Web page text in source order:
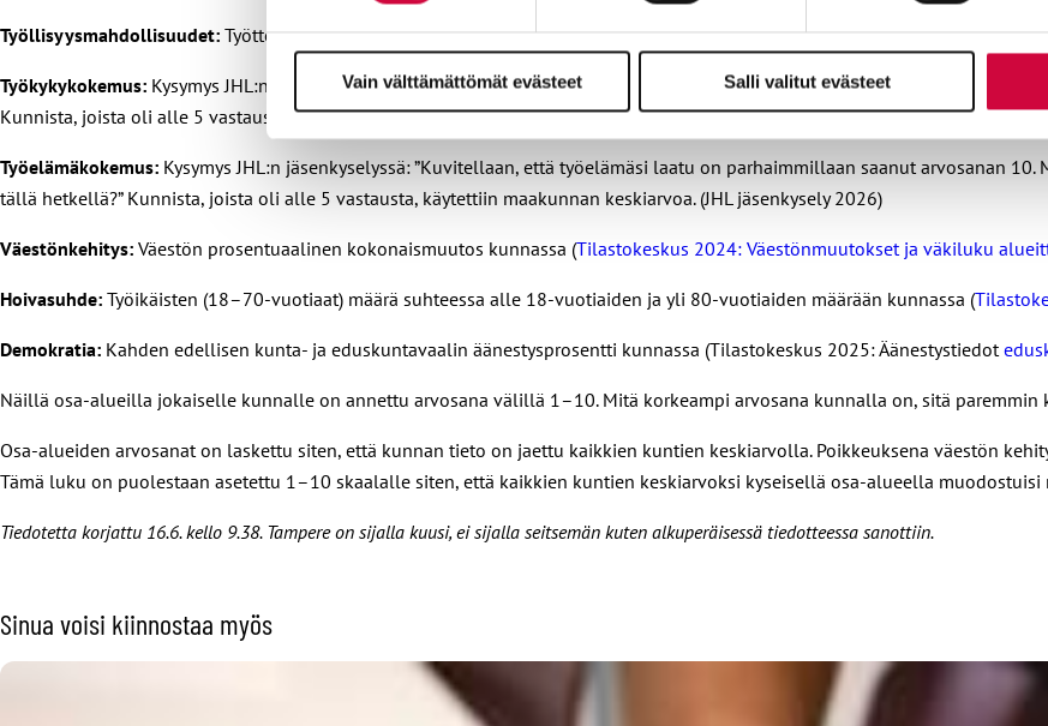
Vain välttämättömät evästeet Salli valitut evästeet
Työllisyysmahdollisuudet: Työttömyysaste kunnassa (Tilastokeskus 2024: Tunnuslukuja työssäkäyntitilastosta alueittain)
Työkykykokemus: Kysymys JHL:n jäsenkyselyssä: ”Kuvitellaan, että työkykysi on parhaimmillaan saanut arvosanan 10. Minkä
Kunnista, joista oli alle 5 vastausta, käytettiin maakunnan keskiarvoa. (JHL jäsenkysely 2026)
Työelämäkokemus: Kysymys JHL:n jäsenkyselyssä: ”Kuvitellaan, että työelämäsi laatu on parhaimmillaan saanut arvosanan
tällä hetkellä?” Kunnista, joista oli alle 5 vastausta, käytettiin maakunnan keskiarvoa. (JHL jäsenkysely 2026)
Väestönkehitys: Väestön prosentuaalinen kokonaismuutos kunnassa (Tilastokeskus 2024: Väestönmuutokset ja väkiluku
Hoivasuhde: Työikäisten (18–70-vuotiaat) määrä suhteessa alle 18-vuotiaiden ja yli 80-vuotiaiden määrään kunnassa (
Demokratia: Kahden edellisen kunta- ja eduskuntavaalin äänestysprosentti kunnassa (Tilastokeskus 2025: Äänestystiedot
Näillä osa-alueilla jokaiselle kunnalle on annettu arvosana välillä 1–10. Mitä korkeampi arvosana kunnalla on, sitä paremmin
Osa-alueiden arvosanat on laskettu siten, että kunnan tieto on jaettu kaikkien kuntien keskiarvolla. Poikkeuksena väestön
Tämä luku on puolestaan asetettu 1–10 skaalalle siten, että kaikkien kuntien keskiarvoksi kyseisellä osa-alueella muodostuisi
Tiedotetta korjattu 16.6. kello 9.38. Tampere on sijalla kuusi, ei sijalla seitsemän kuten alkuperäisessä tiedotteessa sanottiin.
Sinua voisi kiinnostaa myös